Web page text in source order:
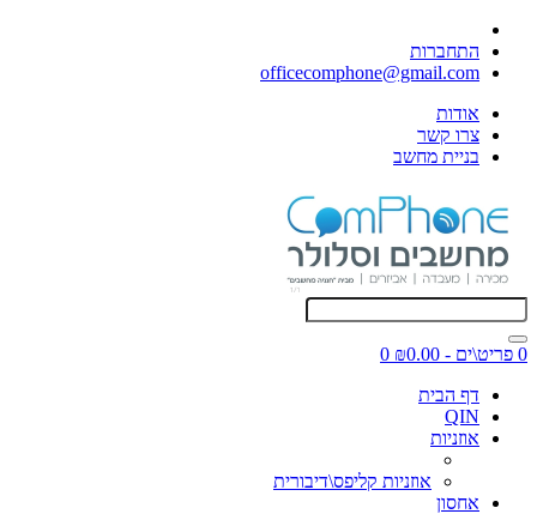
התחברות
officecomphone@gmail.com
אודות
צרו קשר
בניית מחשב
0 פריט\ים - ₪0.00
0
דף הבית
QIN
אוזניות
אוזניות קליפס\דיבורית
אחסון